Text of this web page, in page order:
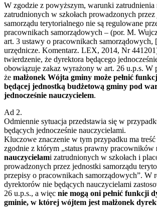
W zgodzie z powyższym, warunki zatrudnienia
zatrudnionych w szkołach prowadzonych przez
samorządu terytorialnego nie są regulowane
pracownikach samorządowych – (por. M.
art. 3 ustawy o pracownikach samorządowych,
urzędnicze. Komentarz. LEX, 2014, Nr
twierdzenie, że dyrektora będącego
obowiązuje zakaz wyrażony w art. 26 u.p.s. W
że małżonek Wójta gminy może pełnić
będącej jednostką budżetową gminy pod
jednocześnie nauczycielem.
Ad 2.
Odmiennie sytuacja przedstawia się w
będących jednocześnie nauczycielami.
Kluczowe znaczenie w tym przypadku ma treść
zgodnie z którym „status prawny pracowników
nauczycielami zatrudnionych w szkołach i
prowadzonych przez jednostki samorządu
przepisy o pracownikach samorządowych”. W
dyrektorów nie będących nauczycielami
26 u.p.s., a więc nie mogą oni pełnić funkcji
gminie, w której wójtem jest małżonek